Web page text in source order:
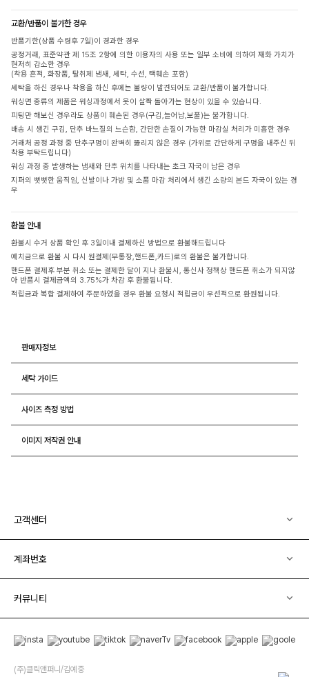
교환/반품이 불가한 경우
반품기한(상품 수령후 7일)이 경과한 경우
공정거래, 표준약관 제 15조 2항에 의한 이용자의 사용 또는 일부 소비에 의하여 재화 가치가
현저히 감소한 경우
(착용 흔적, 화장품, 탈취제 냄새, 세탁, 수선, 택훼손 포함)
세탁을 하신 경우나 착용을 하신 후에는 불량이 발견되어도 교환/반품이 불가합니다.
워싱면 종류의 제품은 워싱과정에서 옷이 살짝 돌아가는 현상이 있을 수 있습니다.
피팅만 해보신 경우라도 상품이 훼손된 경우(구김,늘어남,보풀)는 불가합니다.
배송 시 생긴 구김, 단추 바느질의 느슨함, 간단한 손질이 가능한 마감실 처리가 미흡한 경우
거래처 공정 과정 중 단추구멍이 완벽히 뚫리지 않은 경우 (가위로 간단하게 구멍을 내주신 뒤
착용 부탁드립니다)
워싱 과정 중 발생하는 냄새와 단추 위치를 나타내는 초크 자국이 남은 경우
지퍼의 뻣뻣한 움직임, 신발이나 가방 및 소품 마감 처리에서 생긴 소량의 본드 자국이 있는 경
우
환불 안내
환불시 수거 상품 확인 후 3일이내 결제하신 방법으로 환불해드립니다
예치금으로 환불 시 다시 원결제(무통장,핸드폰,카드)로의 환불은 불가합니다.
핸드폰 결제후 부분 취소 또는 결제한 달이 지나 환불시, 통신사 정책상 핸드폰 취소가 되지않
아 반품시 결제금액의 3.75%가 차감 후 환불됩니다.
적립금과 복합 결제하여 주문하였을 경우 환불 요청시 적립금이 우선적으로 환원됩니다.
판매자정보
세탁 가이드
사이즈 측정 방법
이미지 저작권 안내
고객센터
계좌번호
커뮤니티
(주)클릭앤퍼니/김예중